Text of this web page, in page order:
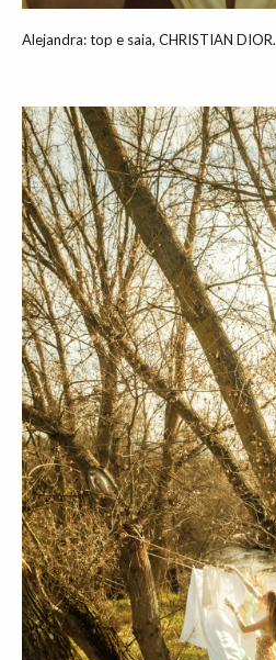
Alejandra: top e saia, CHRISTIAN DIOR.